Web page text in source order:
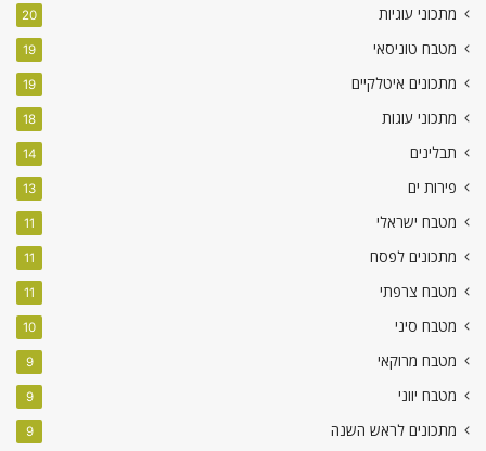
מתכוני עוגיות 20
מטבח טוניסאי 19
מתכונים איטלקיים 19
מתכוני עוגות 18
תבלינים 14
פירות ים 13
מטבח ישראלי 11
מתכונים לפסח 11
מטבח צרפתי 11
מטבח סיני 10
מטבח מרוקאי 9
מטבח יווני 9
מתכונים לראש השנה 9